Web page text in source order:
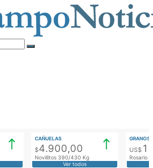
CAÑUELAS
$4.900,00
Novillitos 390/430 Kg
Ver todos
GRANOS
US$
Rosario